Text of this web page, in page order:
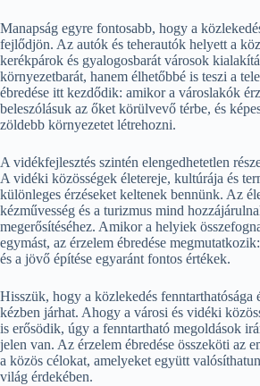
Manapság egyre fontosabb, hogy a
fejlődjön. Az autók és teherautók helyett a
kerékpárok és gyalogosbarát városok
környezetbarát, hanem élhetőbbé is teszi a
ébredése itt kezdődik: amikor a városlakók
beleszólásuk az őket körülvevő térbe, és
zöldebb környezetet létrehozni.
A vidékfejlesztés szintén elengedhetetlen
A vidéki közösségek életereje, kultúrája és
különleges érzéseket keltenek bennünk. Az
kézművesség és a turizmus mind
megerősítéséhez. Amikor a helyiek
egymást, az érzelem ébredése
és a jövő építése egyaránt fontos értékek.
Hisszük, hogy a közlekedés fenntarthatósága
kézben járhat. Ahogy a városi és vidéki
is erősödik, úgy a fenntartható megoldások
jelen van. Az érzelem ébredése összeköti az
a közös célokat, amelyeket együtt
világ érdekében.